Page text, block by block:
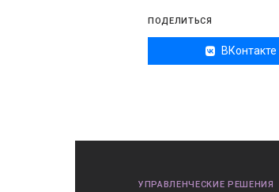
ПОДЕЛИТЬСЯ
ВКонтакте
УПРАВЛЕНЧЕСКИЕ РЕШЕНИЯ